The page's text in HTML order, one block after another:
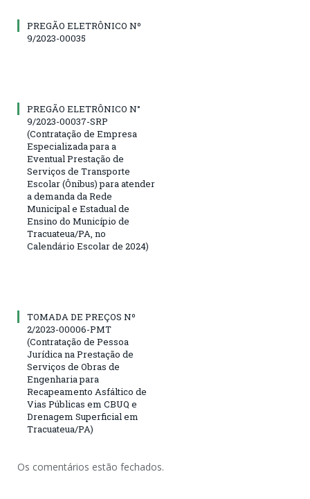
PREGÃO ELETRÔNICO Nº
9/2023-00035
PREGÃO ELETRÔNICO N°
9/2023-00037-SRP
(Contratação de Empresa
Especializada para a
Eventual Prestação de
Serviços de Transporte
Escolar (Ônibus) para atender
a demanda da Rede
Municipal e Estadual de
Ensino do Município de
Tracuateua/PA, no
Calendário Escolar de 2024)
TOMADA DE PREÇOS Nº
2/2023-00006-PMT
(Contratação de Pessoa
Jurídica na Prestação de
Serviços de Obras de
Engenharia para
Recapeamento Asfáltico de
Vias Públicas em CBUQ e
Drenagem Superficial em
Tracuateua/PA)
Os comentários estão fechados.